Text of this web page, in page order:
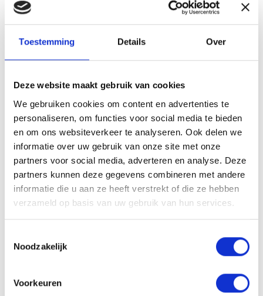
Toestemming Details Over
Deze website maakt gebruik van cookies
We gebruiken cookies om content en advertenties te
personaliseren, om functies voor social media te bieden
en om ons websiteverkeer te analyseren. Ook delen we
informatie over uw gebruik van onze site met onze
partners voor social media, adverteren en analyse. Deze
partners kunnen deze gegevens combineren met andere
informatie die u aan ze heeft verstrekt of die ze hebben
verzameld op basis van uw gebruik van hun services.
Noodzakelijk
Voorkeuren
Let op: deze baan bevat vrijheid, verantwoordelijkheid
en veel asfalt. Alleen geschikt voor chauffeurs met
Joshua Claessen